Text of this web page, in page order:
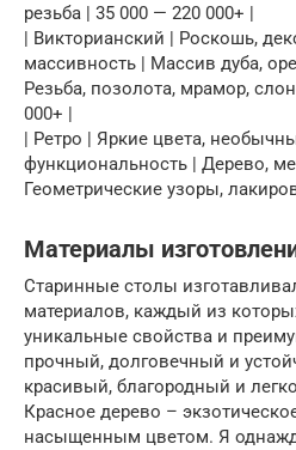
резьба | 35 000 — 220 000+ |
| Викторианский | Роскошь,
массивность | Массив дуба,
Резьба, позолота, мрамор,
000+ |
| Ретро | Яркие цвета,
функциональность | Дерево,
Геометрические узоры,
Материалы
Старинные столы
материалов, каждый из
уникальные свойства и
прочный, долговечный и
красивый, благородный и
Красное дерево –
насыщенным цветом. Я